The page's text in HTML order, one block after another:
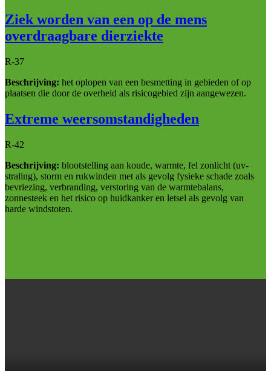
Ziek worden van een op de mens
overdraagbare dierziekte
R-37
Beschrijving: het oplopen van een besmetting in gebieden of op
plaatsen die door de overheid als risicogebied zijn aangewezen.
Extreme weersomstandigheden
R-42
Beschrijving: blootstelling aan koude, warmte, fel zonlicht (uv-
straling), storm en rukwinden met als gevolg fysieke schade zoals
bevriezing, verbranding, verstoring van de warmtebalans,
zonnesteek en het risico op huidkanker en letsel als gevolg van
harde windstoten.